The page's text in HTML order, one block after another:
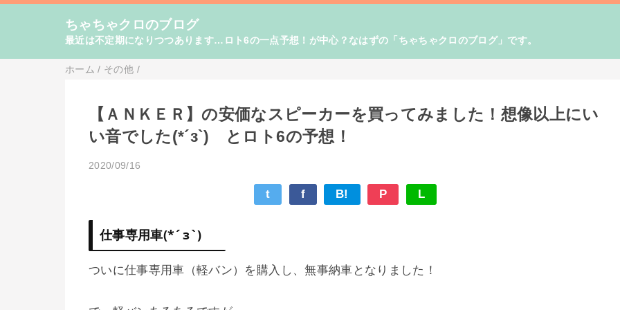
ちゃちゃクロのブログ
最近は不定期になりつつあります…ロト6の一点予想！が中心？なはずの「ちゃちゃクロのブログ」です。
ホーム / その他 /
【ＡＮＫＥＲ】の安価なスピーカーを買ってみました！想像以上にい
い音でした(*´з`) とロト6の予想！
2020/09/16
t f B! P L
仕事専用車(*´з`)
ついに仕事専用車（軽バン）を購入し、無事納車となりました！